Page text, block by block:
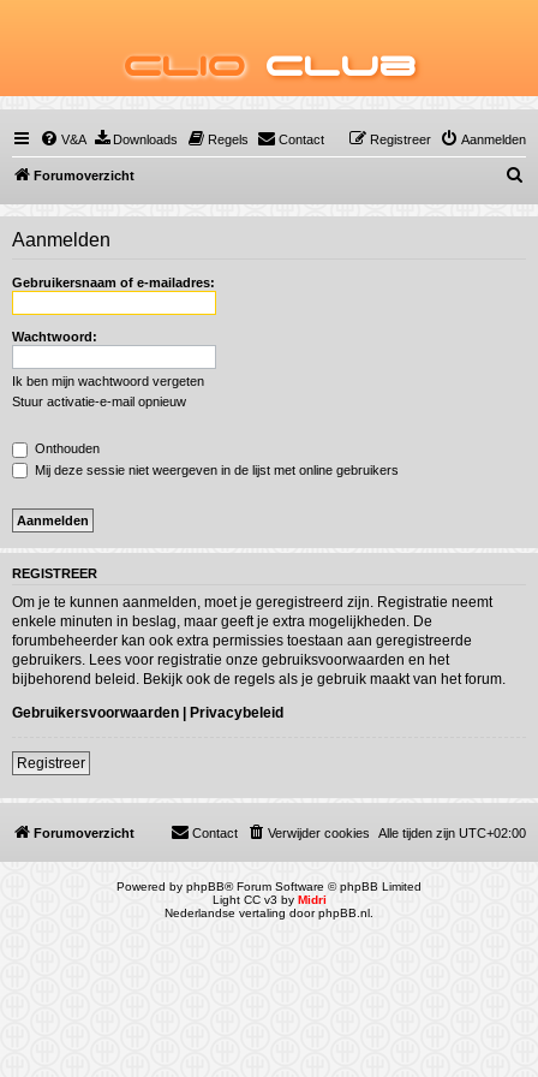
Clio Club
V&A Downloads Regels Contact Aanmelden
Registreer
Forumoverzicht
o
Aanmelden
Gebruikersnaam of e-mailadres:
Wachtwoord:
Ik ben mijn wachtwoord vergeten
Stuur activatie-e-mail opnieuw
Onthouden
Mij deze sessie niet weergeven in de lijst met online gebruikers
REGISTREER
Om je te kunnen aanmelden, moet je geregistreerd zijn. Registratie neemt
enkele minuten in beslag, maar geeft je extra mogelijkheden. De
forumbeheerder kan ook extra permissies toestaan aan geregistreerde
gebruikers. Lees voor registratie onze gebruiksvoorwaarden en het
bijbehorend beleid. Bekijk ook de regels als je gebruik maakt van het forum.
Gebruikersvoorwaarden | Privacybeleid
Registreer
Forumoverzicht Alle tijden zijn UTC+02:00
Verwijder cookies
Contact
Powered by phpBB® Forum Software © phpBB Limited
Light CC v3 by Midri
Nederlandse vertaling doorphpBB.nl